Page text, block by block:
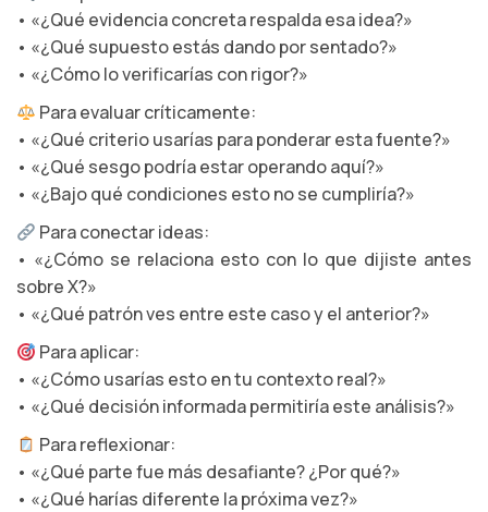
• «¿Qué evidencia concreta respalda esa idea?»
• «¿Qué supuesto estás dando por sentado?»
• «¿Cómo lo verificarías con rigor?»
Para evaluar críticamente:
• «¿Qué criterio usarías para ponderar esta fuente?»
• «¿Qué sesgo podría estar operando aquí?»
• «¿Bajo qué condiciones esto no se cumpliría?»
Para conectar ideas:
• «¿Cómo se relaciona esto con lo que dijiste antes
sobre X?»
• «¿Qué patrón ves entre este caso y el anterior?»
Para aplicar:
• «¿Cómo usarías esto en tu contexto real?»
• «¿Qué decisión informada permitiría este análisis?»
Para reflexionar:
• «¿Qué parte fue más desafiante? ¿Por qué?»
• «¿Qué harías diferente la próxima vez?»